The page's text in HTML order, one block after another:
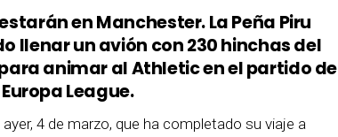
en Manchester. La Peña Piru
llenar un avión con 230 hinchas del
animar al Athletic en el partido de
League.
4 de marzo, que ha completado su viaje a